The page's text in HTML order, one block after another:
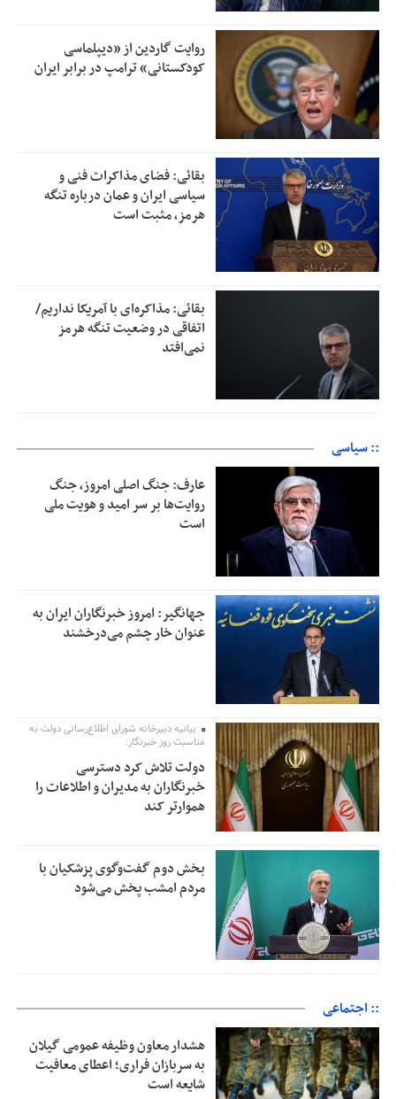
روایت گاردین از «دیپلماسی
کودکستانی» ترامپ در برابر ایران
بقائی: فضای مذاکرات فنی و
سیاسی ایران و عمان درباره تنگه
هرمز، مثبت است
بقائی: مذاکره‌ای با آمریکا نداریم/
اتفاقی در وضعیت تنگه هرمز
نمی‌افتد
:: سیاسی
عارف: جنگ اصلی امروز، جنگ
روایت‌ها بر سر امید و هویت ملی
است
جهانگیر: امروز خبرنگاران ایران به
عنوان خار چشم می‌درخشند
بیانیه دبیرخانه شورای اطلاع‌رسانی دولت به
مناسبت روز خبرنگار:
دولت تلاش کرد دسترسی
خبرنگاران به مدیران و اطلاعات را
هموارتر کند
بخش دوم گفت‌وگوی پزشکیان با
مردم امشب پخش می‌شود
:: اجتماعی
هشدار معاون وظیفه عمومی گیلان
به سربازان فراری؛ اعطای معافیت
شایعه است